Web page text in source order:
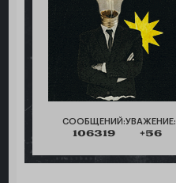
СООБЩЕНИЙ:
106319
УВАЖЕНИЕ:
+56